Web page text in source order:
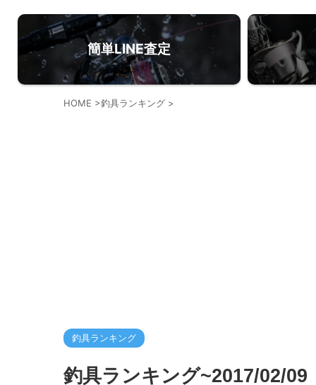
簡単LINE査定
HOME >釣具ランキング >
釣具ランキング
釣具ランキング~2017/02/09